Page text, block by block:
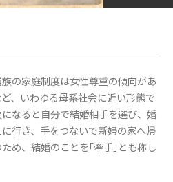
の家庭制度は女性尊重の傾向があ
、いわゆる母系社会に近い形態で
なると自分で結婚相手を選び、婚
行き、手をつないで新婦の家へ帰
め、結婚のことを｢牽手｣とも称し